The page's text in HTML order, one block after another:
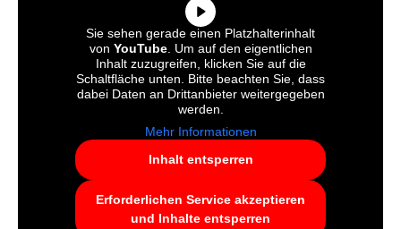
Sie sehen gerade einen Platzhalterinhalt
von YouTube. Um auf den eigentlichen
Inhalt zuzugreifen, klicken Sie auf die
Schaltfläche unten. Bitte beachten Sie, dass
dabei Daten an Drittanbieter weitergegeben
werden.
Mehr Informationen
Inhalt entsperren
Erforderlichen Service akzeptieren
und Inhalte entsperren